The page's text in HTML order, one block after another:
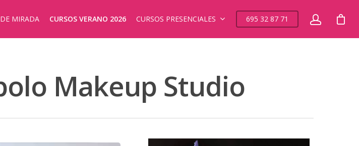
MIRADA CURSOS VERANO 2026 CURSOS PRESENCIALES 695 32 87 71
Makeup Studio